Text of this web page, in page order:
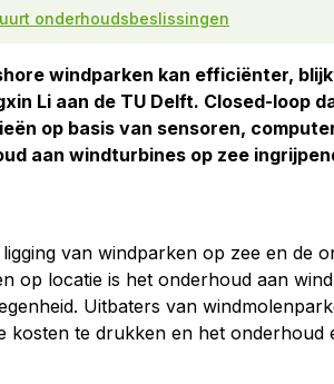
onderhoudsbeslissingen
windparken kan efficiënter,
Li aan de TU Delft. Closed-loop
op basis van sensoren,
aan windturbines op zee
van windparken op zee en de
op locatie is het onderhoud aan
Uitbaters van
kosten te drukken en het onderhoud